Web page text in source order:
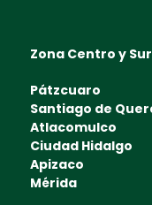
Zona Centro y Sur
Pátzcuaro
Santiago de
Atlacomulco
Ciudad Hidalgo
Apizaco
Mérida